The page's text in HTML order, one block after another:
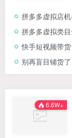
拼多多虚拟店机器人自
拼多多虚拟类目全程机器人
快手短视频带货10天速
别再盲目铺货了！选品逻
6.6W+